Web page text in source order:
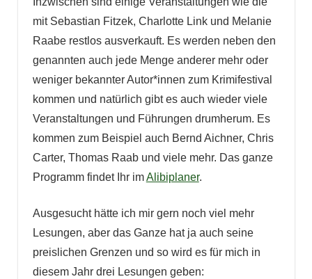
mit Sebastian Fitzek, Charlotte Link und Melanie
Raabe restlos ausverkauft. Es werden neben den
genannten auch jede Menge anderer mehr oder
weniger bekannter Autor*innen zum Krimifestival
kommen und natürlich gibt es auch wieder viele
Veranstaltungen und Führungen drumherum. Es
kommen zum Beispiel auch Bernd Aichner, Chris
Carter, Thomas Raab und viele mehr. Das ganze
Programm findet Ihr imAlibiplaner.
Ausgesucht hätte ich mir gern noch viel mehr
Lesungen, aber das Ganze hat ja auch seine
preislichen Grenzen und so wird es für mich in
diesem Jahr drei Lesungen geben: